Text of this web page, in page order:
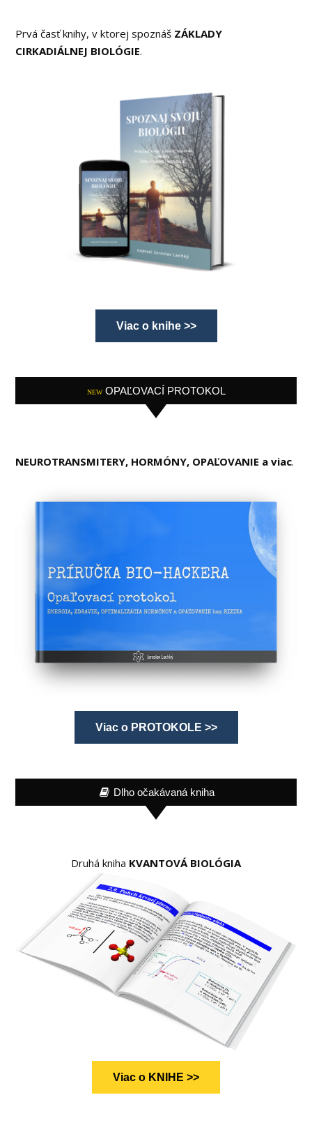
Prvá časť knihy, v ktorej spoznáš ZÁKLADY
CIRKADIÁLNEJ BIOLÓGIE.
Viac o knihe >>
NEW OPAĽOVACÍ PROTOKOL
NEUROTRANSMITERY, HORMÓNY, OPAĽOVANIE a viac.
Viac o PROTOKOLE >>
Dlho očakávaná kniha
Druhá kniha KVANTOVÁ BIOLÓGIA
Viac o KNIHE >>